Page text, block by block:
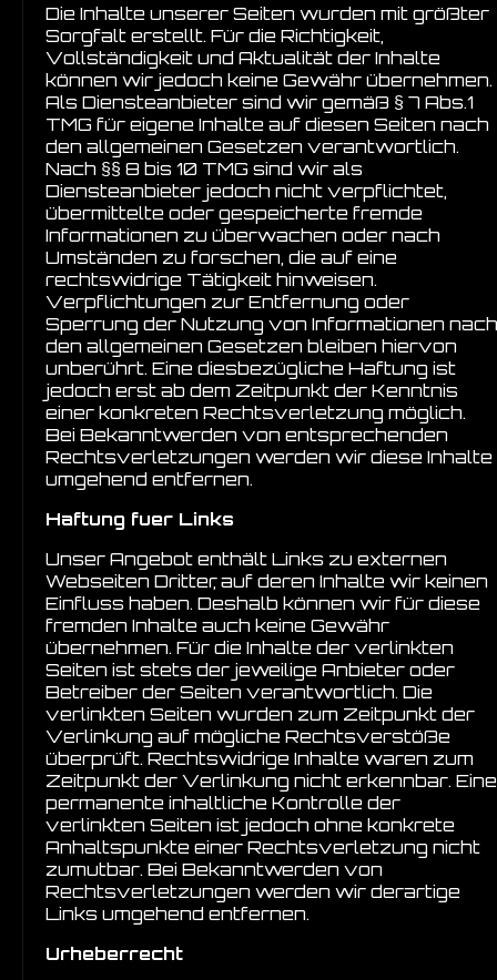
Die Inhalte unserer Seiten wurden mit größter
Sorgfalt erstellt. Für die Richtigkeit,
Vollständigkeit und Aktualität der Inhalte
können wir jedoch keine Gewähr übernehmen.
Als Diensteanbieter sind wir gemäß § 7 Abs.1
TMG für eigene Inhalte auf diesen Seiten nach
den allgemeinen Gesetzen verantwortlich.
Nach §§ 8 bis 10 TMG sind wir als
Diensteanbieter jedoch nicht verpflichtet,
übermittelte oder gespeicherte fremde
Informationen zu überwachen oder nach
Umständen zu forschen, die auf eine
rechtswidrige Tätigkeit hinweisen.
Verpflichtungen zur Entfernung oder
Sperrung der Nutzung von Informationen nach
den allgemeinen Gesetzen bleiben hiervon
unberührt. Eine diesbezügliche Haftung ist
jedoch erst ab dem Zeitpunkt der Kenntnis
einer konkreten Rechtsverletzung möglich.
Bei Bekanntwerden von entsprechenden
Rechtsverletzungen werden wir diese Inhalte
umgehend entfernen.
Haftung fuer Links
Unser Angebot enthält Links zu externen
Webseiten Dritter, auf deren Inhalte wir keinen
Einfluss haben. Deshalb können wir für diese
fremden Inhalte auch keine Gewähr
übernehmen. Für die Inhalte der verlinkten
Seiten ist stets der jeweilige Anbieter oder
Betreiber der Seiten verantwortlich. Die
verlinkten Seiten wurden zum Zeitpunkt der
Verlinkung auf mögliche Rechtsverstöße
überprüft. Rechtswidrige Inhalte waren zum
Zeitpunkt der Verlinkung nicht erkennbar. Eine
permanente inhaltliche Kontrolle der
verlinkten Seiten ist jedoch ohne konkrete
Anhaltspunkte einer Rechtsverletzung nicht
zumutbar. Bei Bekanntwerden von
Rechtsverletzungen werden wir derartige
Links umgehend entfernen.
Urheberrecht